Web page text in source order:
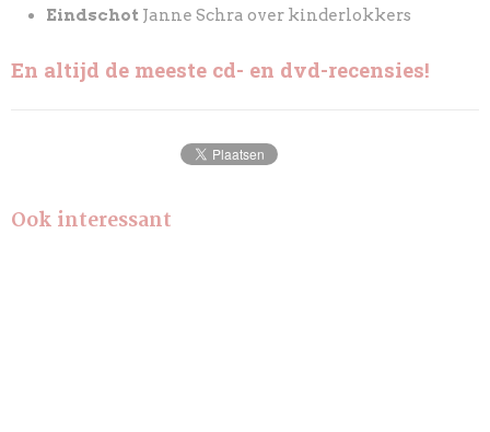
Eindschot Janne Schra over kinderlokkers
En altijd de meeste cd- en dvd-recensies!
Ook interessant